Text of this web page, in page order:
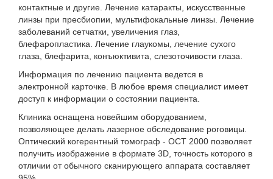
контактные и другие. Лечение катаракты, искусственные
линзы при пресбиопии, мультифокальные линзы. Лечение
заболеваний сетчатки, увеличения глаз,
блефаропластика. Лечение глаукомы, лечение сухого
глаза, блефарита, конъюктивита, слезоточивости глаза.
Информация по лечению пациента ведется в
электронной карточке. В любое время специалист имеет
доступ к информации о состоянии пациента.
Клиника оснащена новейшим оборудованием,
позволяющее делать лазерное обследование роговицы.
Оптический когерентный томограф - ОСТ 2000 позволяет
получить изображение в формате 3D, точность которого в
отличии от обычного сканирующего аппарата составляет